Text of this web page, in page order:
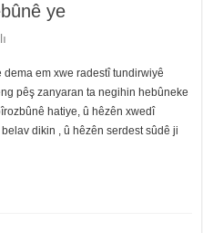
ye
em xwe radestî tundirwiyê
pêş zanyaran ta negihin hebûneke
hatiye, û hêzên xwedî
dikin , û hêzên serdest sûdê ji